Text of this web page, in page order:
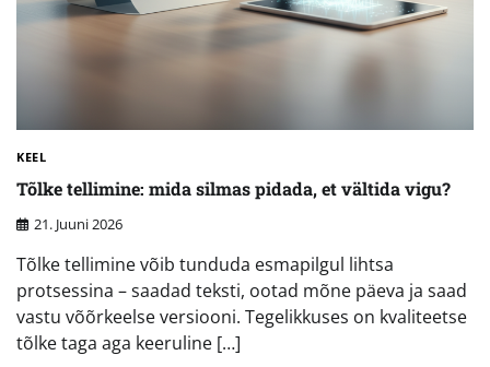
KEEL
Tõlke tellimine: mida silmas pidada, et vältida vigu?
21. Juuni 2026
Tõlke tellimine võib tunduda esmapilgul lihtsa
protsessina – saadad teksti, ootad mõne päeva ja saad
vastu võõrkeelse versiooni. Tegelikkuses on kvaliteetse
tõlke taga aga keeruline […]